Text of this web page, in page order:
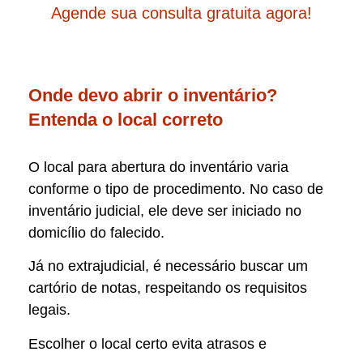
Agende sua consulta gratuita agora!
Onde devo abrir o inventário?
Entenda o local correto
O local para abertura do inventário varia
conforme o tipo de procedimento. No caso de
inventário judicial, ele deve ser iniciado no
domicílio do falecido.
Já no extrajudicial, é necessário buscar um
cartório de notas, respeitando os requisitos
legais.
Escolher o local certo evita atrasos e